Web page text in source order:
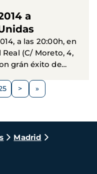
a
a las 20:00h, en
(C/ Moreto, 4,
grán éxito de
PáginaSiguiente
>
Madrid